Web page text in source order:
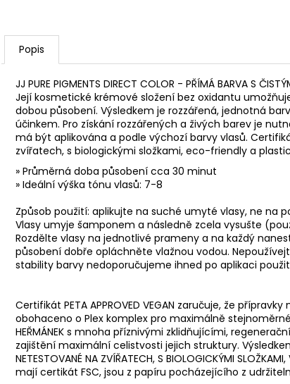
Popis
JJ PURE PIGMENTS DIRECT COLOR - PŘÍMÁ BARVA S
Její kosmetické krémové složení bez oxidantu
dobou působení. Výsledkem je rozzářená, jednotná
účinkem. Pro získání rozzářených a živých barev je
má být aplikována a podle výchozí barvy vlasů. Certifikát
zvířatech, s biologickými složkami, eco-friendly a
» Průměrná doba působení cca 30 minut
» Ideální výška tónu vlasů: 7-8
Způsob použití: aplikujte na suché umyté vlasy, ne na
Vlasy umyje šamponem a následně zcela vysušte
Rozdělte vlasy na jednotlivé prameny a na každý
působení dobře opláchněte vlažnou vodou.
stability barvy nedoporučujeme ihned po aplikaci
Certifikát PETA APPROVED VEGAN zaručuje, že
obohaceno o Plex komplex pro maximálně stejnoměrné
HEŘMÁNEK s mnoha příznivými zklidňujícími,
zajištění maximální celistvosti jejich struktury.
NETESTOVANÉ NA ZVÍŘATECH, S BIOLOGICKÝMI
mají certikát FSC, jsou z papíru pocházejícího z